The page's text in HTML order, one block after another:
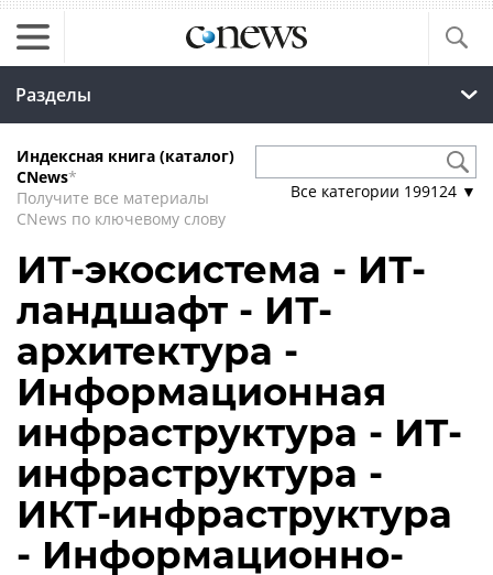
Разделы
Индексная книга (каталог)
CNews*
Получите все материалы
CNews по ключевому слову
Все категории 199124 ▼
ИТ-экосистема - ИТ-
ландшафт - ИТ-
архитектура -
Информационная
инфраструктура - ИТ-
инфраструктура -
ИКТ-инфраструктура
- Информационно-